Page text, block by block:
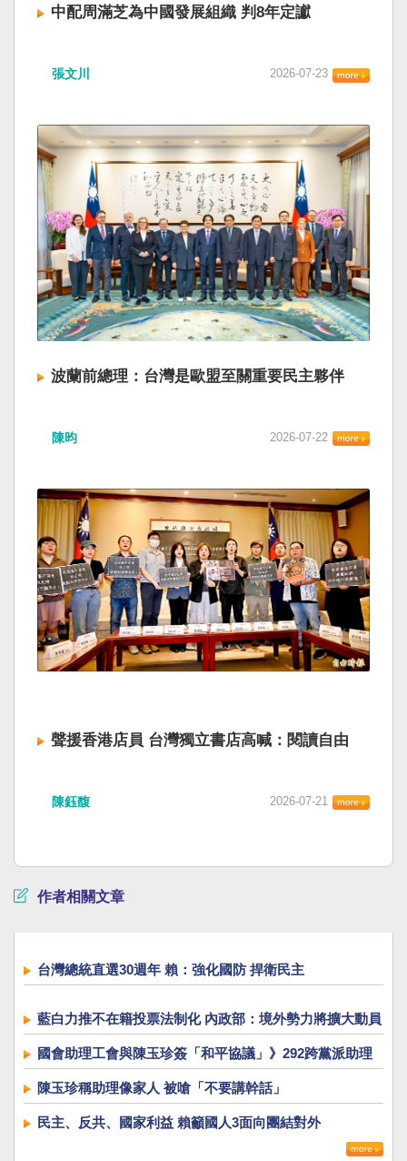
中配周滿芝為中國發展組織 判8年定讞
張文川 2026-07-23
波蘭前總理：台灣是歐盟至關重要民主夥伴
陳昀 2026-07-22
聲援香港店員 台灣獨立書店高喊：閱讀自由
陳鈺馥 2026-07-21
作者相關文章
台灣總統直選30週年 賴：強化國防 捍衛民主
藍白力推不在籍投票法制化 內政部：境外勢力將擴大動員
國會助理工會與陳玉珍簽「和平協議」》292跨黨派助理
反彈 喊「撤回提案」
陳玉珍稱助理像家人 被嗆「不要講幹話」
民主、反共、國家利益 賴籲國人3面向團結對外